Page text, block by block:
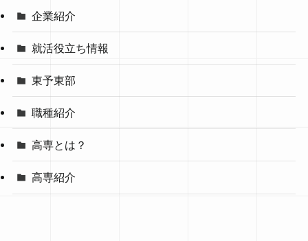
企業紹介
就活役立ち情報
東予東部
職種紹介
高専とは？
高専紹介